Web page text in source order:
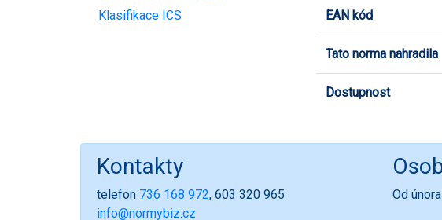
Klasifikace ICS
EAN kód
Tato norma nahradila
Dostupnost
Kontakty
telefon 736 168 972, 603 320 965
info@normybiz.cz
Od